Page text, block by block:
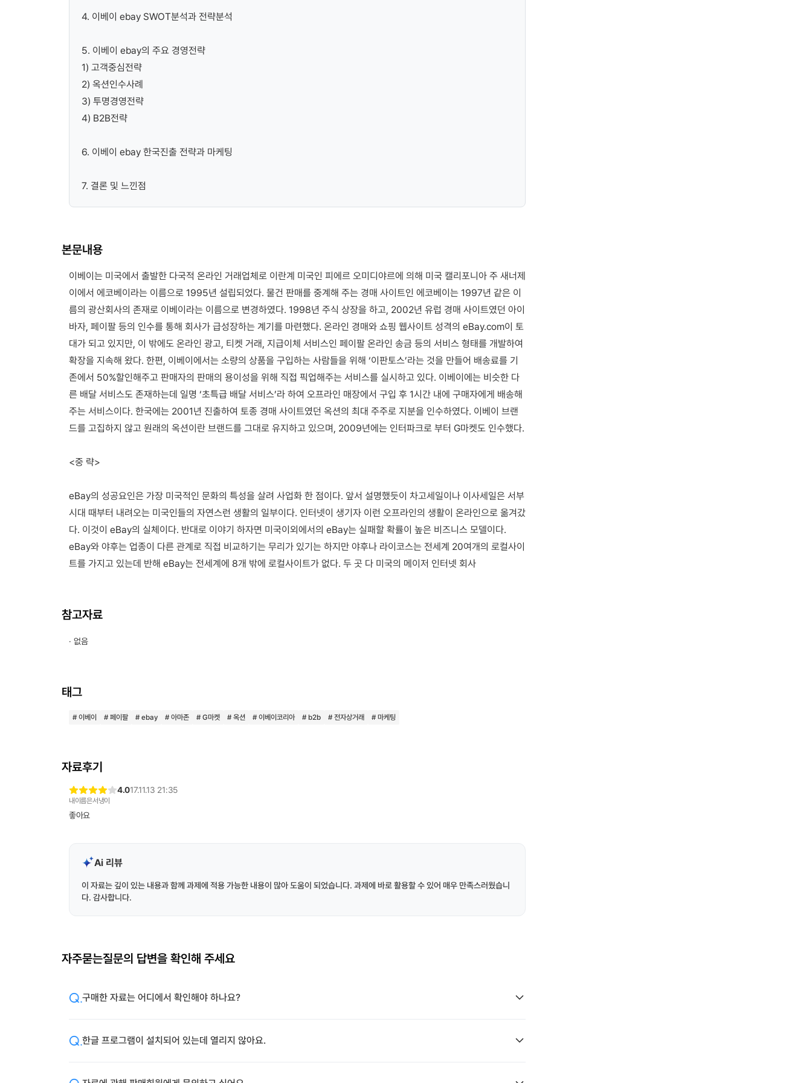
4. 이베이 ebay SWOT분석과 전략분석
5. 이베이 ebay의 주요 경영전략
1) 고객중심전략
2) 옥션인수사례
3) 투명경영전략
4) B2B전략
6. 이베이 ebay 한국진출 전략과 마케팅
7. 결론 및 느낀점
본문내용
이베이는 미국에서 출발한 다국적 온라인 거래업체로 이란계 미국인 피에르 오미디야르에 의해 미국 캘리포니아 주 새너제
이에서 에코베이라는 이름으로 1995년 설립되었다. 물건 판매를 중계해 주는 경매 사이트인 에코베이는 1997년 같은 이
름의 광산회사의 존재로 이베이라는 이름으로 변경하였다. 1998년 주식 상장을 하고, 2002년 유럽 경매 사이트였던 아이
바자, 페이팔 등의 인수를 통해 회사가 급성장하는 계기를 마련했다. 온라인 경매와 쇼핑 웹사이트 성격의 eBay.com이 토
대가 되고 있지만, 이 밖에도 온라인 광고, 티켓 거래, 지급이체 서비스인 페이팔 온라인 송금 등의 서비스 형태를 개발하여
확장을 지속해 왔다. 한편, 이베이에서는 소량의 상품을 구입하는 사람들을 위해 ‘이판토스’라는 것을 만들어 배송료를 기
존에서 50%할인해주고 판매자의 판매의 용이성을 위해 직접 픽업해주는 서비스를 실시하고 있다. 이베이에는 비슷한 다
른 배달 서비스도 존재하는데 일명 ‘초특급 배달 서비스’라 하여 오프라인 매장에서 구입 후 1시간 내에 구매자에게 배송해
주는 서비스이다. 한국에는 2001년 진출하여 토종 경매 사이트였던 옥션의 최대 주주로 지분을 인수하였다. 이베이 브랜
드를 고집하지 않고 원래의 옥션이란 브랜드를 그대로 유지하고 있으며, 2009년에는 인터파크로 부터 G마켓도 인수했다.
<중 략>
eBay의 성공요인은 가장 미국적인 문화의 특성을 살려 사업화 한 점이다. 앞서 설명했듯이 차고세일이나 이사세일은 서부
시대 때부터 내려오는 미국인들의 자연스런 생활의 일부이다. 인터넷이 생기자 이런 오프라인의 생활이 온라인으로 옮겨갔
다. 이것이 eBay의 실체이다. 반대로 이야기 하자면 미국이외에서의 eBay는 실패할 확률이 높은 비즈니스 모델이다.
eBay와 야후는 업종이 다른 관계로 직접 비교하기는 무리가 있기는 하지만 야후나 라이코스는 전세계 20여개의 로컬사이
트를 가지고 있는데 반해 eBay는 전세계에 8개 밖에 로컬사이트가 없다. 두 곳 다 미국의 메이저 인터넷 회사
참고자료
· 없음
태그
# 이베이 # 페이팔 # ebay # 아마존 # G마켓 # 옥션 # 이베이코리아 # b2b # 전자상거래 # 마케팅
자료후기
4.017.11.13 21:35
내이름은서냉이
좋아요
Ai 리뷰
이 자료는 깊이 있는 내용과 함께 과제에 적용 가능한 내용이 많아 도움이 되었습니다. 과제에 바로 활용할 수 있어 매우 만족스러웠습니
다. 감사합니다.
자주묻는질문의 답변을 확인해 주세요
구매한 자료는 어디에서 확인해야 하나요?
한글 프로그램이 설치되어 있는데 열리지 않아요.